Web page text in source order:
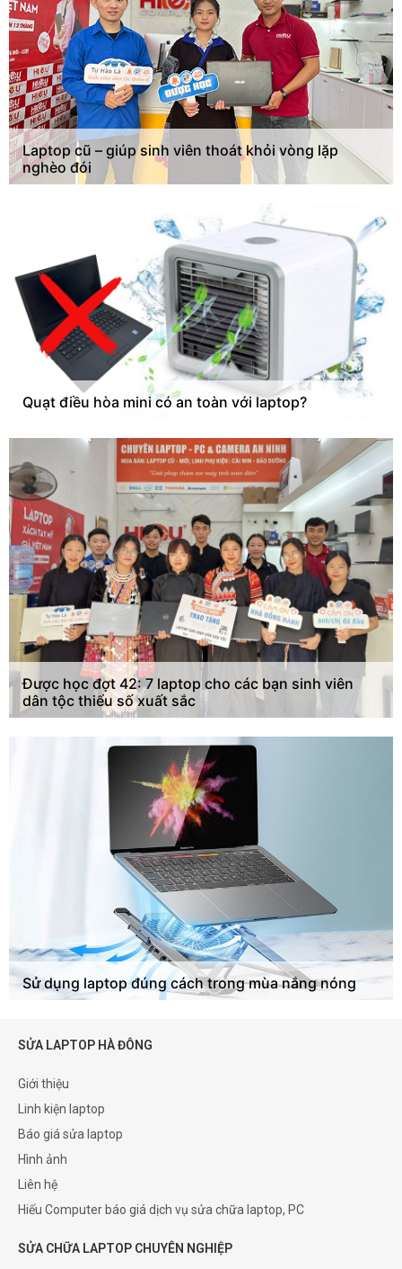
Laptop cũ – giúp sinh viên thoát khỏi vòng lặp
nghèo đói
Quạt điều hòa mini có an toàn với laptop?
Được học đợt 42: 7 laptop cho các bạn sinh viên
dân tộc thiểu số xuất sắc
Sử dụng laptop đúng cách trong mùa nắng nóng
SỬA LAPTOP HÀ ĐÔNG
Giới thiệu
Linh kiện laptop
Báo giá sửa laptop
Hình ảnh
Liên hệ
Hiếu Computer báo giá dịch vụ sửa chữa laptop, PC
SỬA CHỮA LAPTOP CHUYÊN NGHIỆP